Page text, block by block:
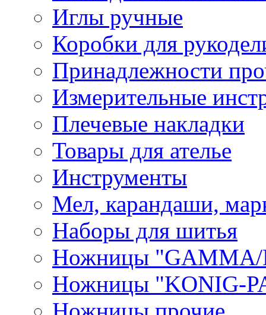
Иглы ручные
Коробки для
Принадлежности
Измерительные
Плечевые накладки
Товары для ателье
Инструменты
Мел, карандаши,
Наборы для шитья
Ножницы "GAMMA/
Ножницы "KONIG-